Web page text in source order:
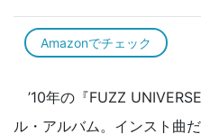
Amazonでチェック
’10年の『FUZZ
ル・アルバム。インスト曲